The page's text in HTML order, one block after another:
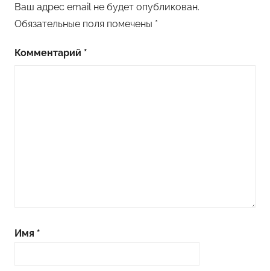
Ваш адрес email не будет опубликован.
Обязательные поля помечены *
Комментарий *
Имя *